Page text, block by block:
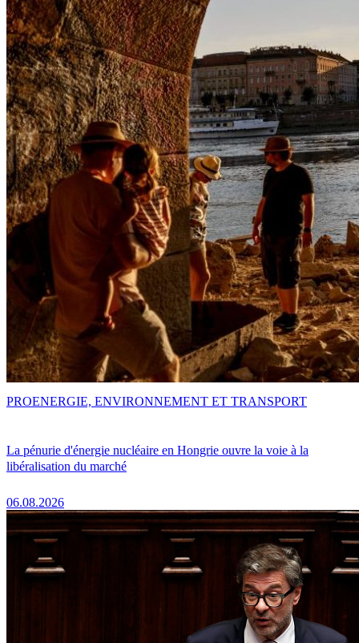
La pénurie d'énergie nucléaire en Hongrie ouvre la voie à la
libéralisation du marché
06.08.2026
PROENERGIE, ENVIRONNEMENT ET TRANSPORT